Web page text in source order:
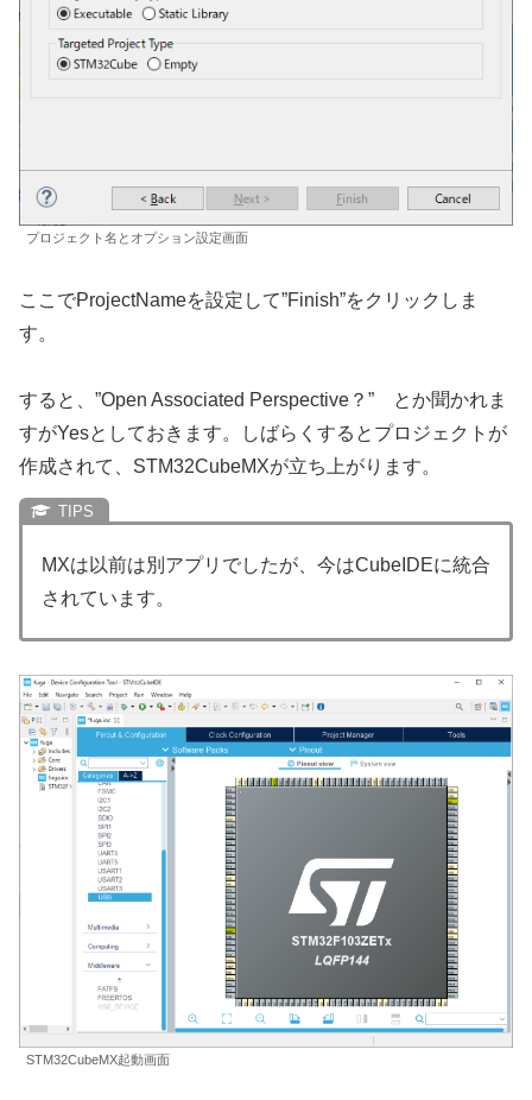
プロジェクト名とオプション設定画面
ここでProjectNameを設定して”Finish”をクリックしま
す。
すると、”Open Associated Perspective？” とか聞かれま
すがYesとしておきます。しばらくするとプロジェクトが
作成されて、STM32CubeMXが立ち上がります。
MXは以前は別アプリでしたが、今はCubeIDEに統合
されています。
STM32CubeMX起動画面